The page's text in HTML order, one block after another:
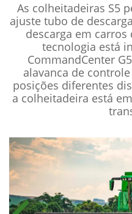
As colheitadeiras S5
ajuste tubo de
descarga em carros
tecnologia está
CommandCenter
alavanca de
posições diferentes
a colheitadeira está